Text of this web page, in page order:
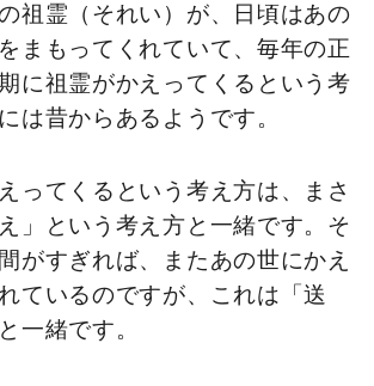
祖霊（それい）が、日頃はあの
まもってくれていて、毎年の正
に祖霊がかえってくるという考
は昔からあるようです。
ってくるという考え方は、まさ
」という考え方と一緒です。そ
がすぎれば、またあの世にかえ
ているのですが、これは「送
一緒です。